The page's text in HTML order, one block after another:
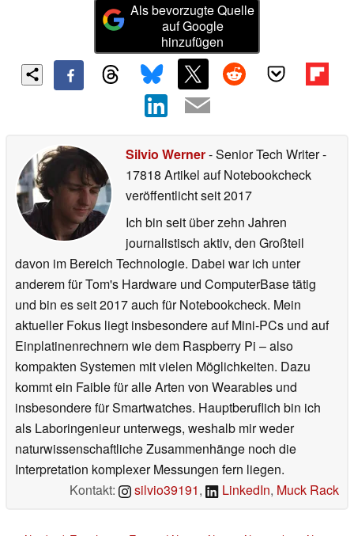
Als bevorzugte Quelle
auf Google
hinzufügen
Silvio Werner- Senior Tech Writer-
17818 Artikel auf Notebookcheck
veröffentlichtseit 2017
Ich bin seit über zehn Jahren
journalistisch aktiv, den Großteil
davon im Bereich Technologie. Dabei war ich unter
anderem für Tom's Hardware und ComputerBase tätig
und bin es seit 2017 auch für Notebookcheck. Mein
aktueller Fokus liegt insbesondere auf Mini-PCs und auf
Einplatinenrechnern wie dem Raspberry Pi – also
kompakten Systemen mit vielen Möglichkeiten. Dazu
kommt ein Faible für alle Arten von Wearables und
insbesondere für Smartwatches. Hauptberuflich bin ich
als Laboringenieur unterwegs, weshalb mir weder
naturwissenschaftliche Zusammenhänge noch die
Interpretation komplexer Messungen fern liegen.
Kontakt:
silvio39191, LinkedIn, Muck Rack